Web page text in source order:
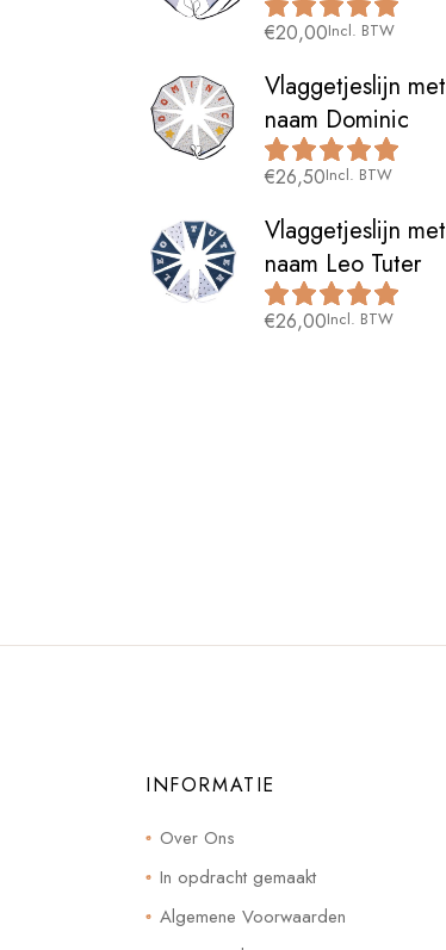
€20,00Incl. BTW
Vlaggetjeslijn met
naam Dominic
€26,50Incl. BTW
Vlaggetjeslijn met
naam Leo Tuter
€26,00Incl. BTW
INFORMATIE
Over Ons
In opdracht gemaakt
Algemene Voorwaarden